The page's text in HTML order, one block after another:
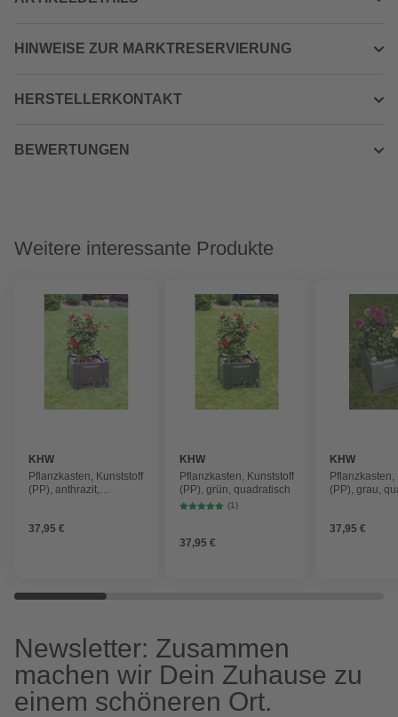
HINWEISE ZUR MARKTRESERVIERUNG
HERSTELLERKONTAKT
BEWERTUNGEN
Weitere interessante Produkte
KHW
Pflanzkasten, Kunststoff
(PP), anthrazit,
37,95 €
KHW
Pflanzkasten, Kunststoff
(PP), grün, quadratisch
(1)
37,95 €
KHW
Pflanzkasten,
(PP), grau,
37,95 €
Newsletter: Zusammen
machen wir Dein Zuhause zu
einem schöneren Ort.